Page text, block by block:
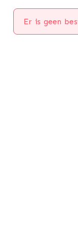
Er is geen